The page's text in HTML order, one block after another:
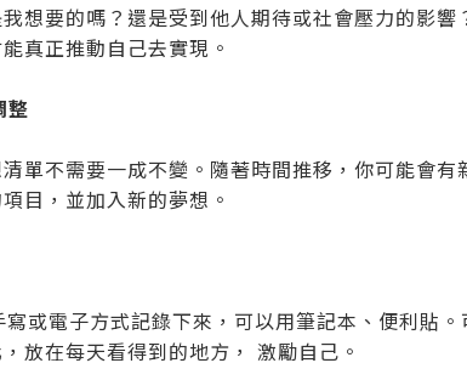
想要的嗎？還是受到他人期待或社會壓力的影
真正推動自己去實現。
整
單不需要一成不變。隨著時間推移，你可能會
目，並加入新的夢想。
或電子方式記錄下來，可以用筆記本、便利貼
放在每天看得到的地方， 激勵自己。